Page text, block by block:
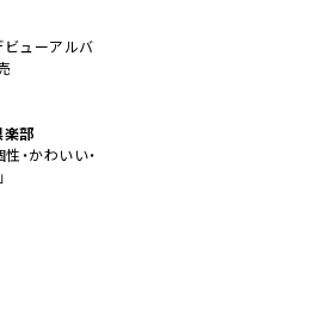
ューアルバ
楽部
性・かわいい・